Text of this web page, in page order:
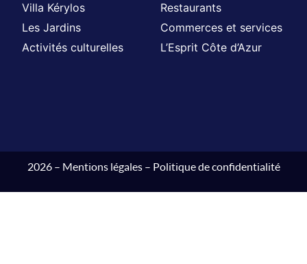
Villa Kérylos
Restaurants
Les Jardins
Commerces et services
Activités culturelles
L’Esprit Côte d’Azur
2026 – Mentions légales– Politique de confidentialité